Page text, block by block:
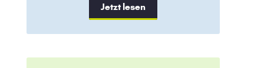
Jetzt lesen